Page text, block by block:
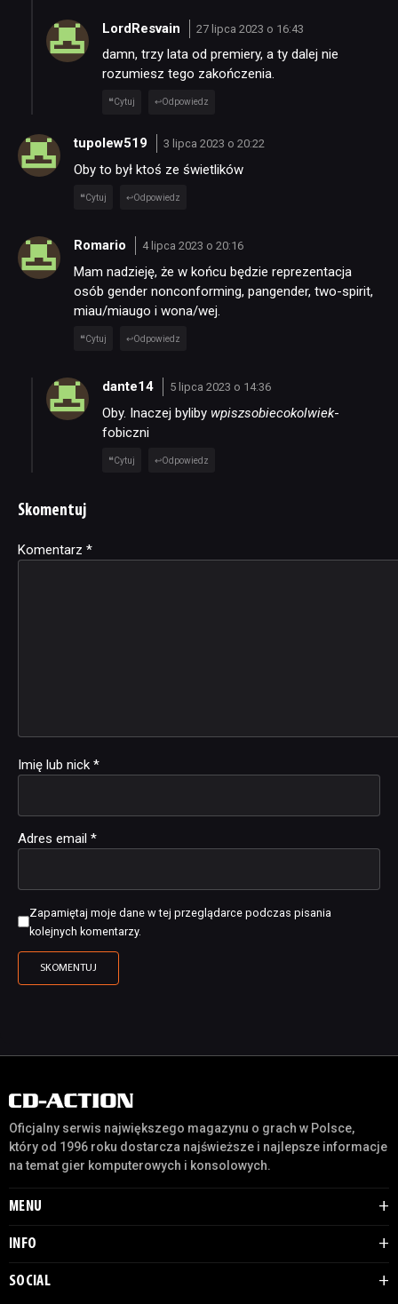
LordResvain 27 lipca 2023 o 16:43
damn, trzy lata od premiery, a ty dalej nie
rozumiesz tego zakończenia.
Cytuj Odpowiedz
tupolew519 3 lipca 2023 o 20:22
Oby to był ktoś ze świetlików
Cytuj Odpowiedz
Romario 4 lipca 2023 o 20:16
Mam nadzieję, że w końcu będzie reprezentacja
osób gender nonconforming, pangender, two-spirit,
miau/miaugo i wona/wej.
Cytuj Odpowiedz
dante14 5 lipca 2023 o 14:36
Oby. Inaczej byliby wpiszsobiecokolwiek-
fobiczni
Cytuj Odpowiedz
Skomentuj
Komentarz *
Imię lub nick *
Adres email *
Zapamiętaj moje dane w tej przeglądarce podczas pisania
kolejnych komentarzy.
Alternative:
Oficjalny serwis największego magazynu o grach w Polsce,
który od 1996 roku dostarcza najświeższe i najlepsze informacje
na temat gier komputerowych i konsolowych.
MENU
INFO
SOCIAL